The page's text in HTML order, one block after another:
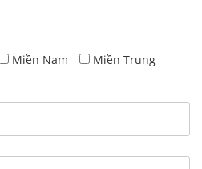
Miền Nam Miền Trung